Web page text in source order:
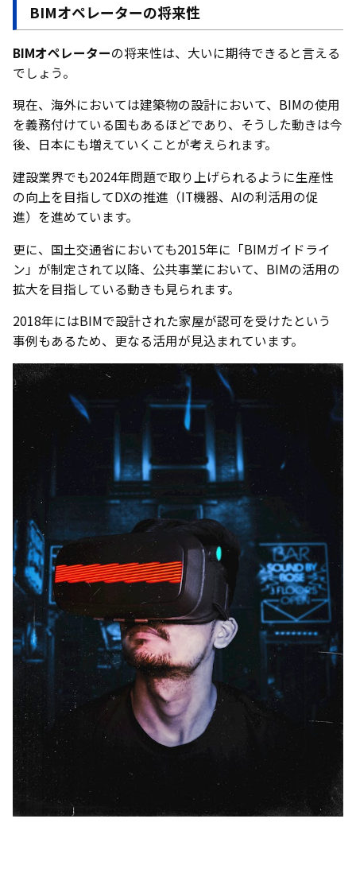
BIMオペレーターの将来性
BIMオペレーターの将来性は、大いに期待できると言える
でしょう。
現在、海外においては建築物の設計において、BIMの使用
を義務付けている国もあるほどであり、そうした動きは今
後、日本にも増えていくことが考えられます。
建設業界でも2024年問題で取り上げられるように生産性
の向上を目指してDXの推進（IT機器、AIの利活用の促
進）を進めています。
更に、国土交通省においても2015年に「BIMガイドライ
ン」が制定されて以降、公共事業において、BIMの活用の
拡大を目指している動きも見られます。
2018年にはBIMで設計された家屋が認可を受けたという
事例もあるため、更なる活用が見込まれています。